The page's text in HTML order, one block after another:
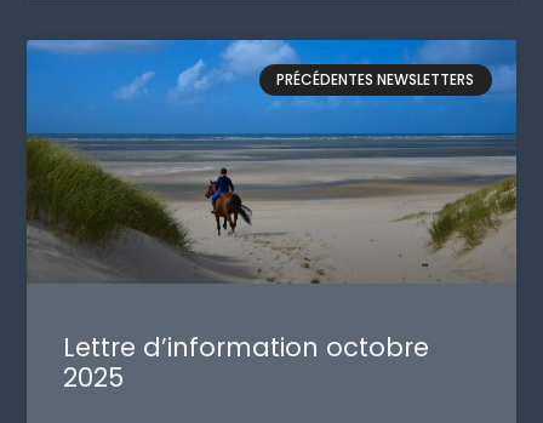
PRÉCÉDENTES NEWSLETTERS
Lettre d’information octobre
2025